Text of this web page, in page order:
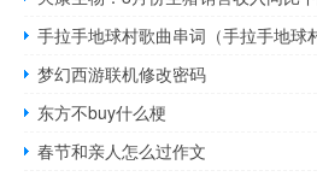
手拉手地球村歌曲串词（手拉手地球
梦幻西游联机修改密码
东方不buy什么梗
春节和亲人怎么过作文